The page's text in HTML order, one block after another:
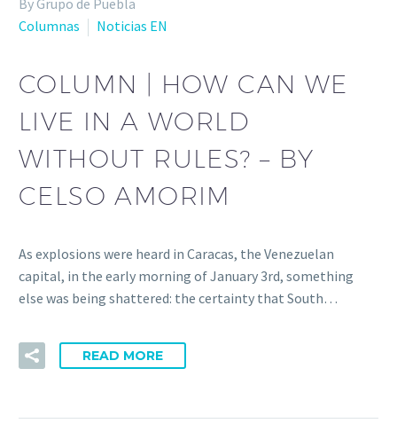
By Grupo de Puebla
Columnas
Noticias EN
COLUMN | HOW CAN WE
LIVE IN A WORLD
WITHOUT RULES? – BY
CELSO AMORIM
As explosions were heard in Caracas, the Venezuelan
capital, in the early morning of January 3rd, something
else was being shattered: the certainty that South…
READ MORE